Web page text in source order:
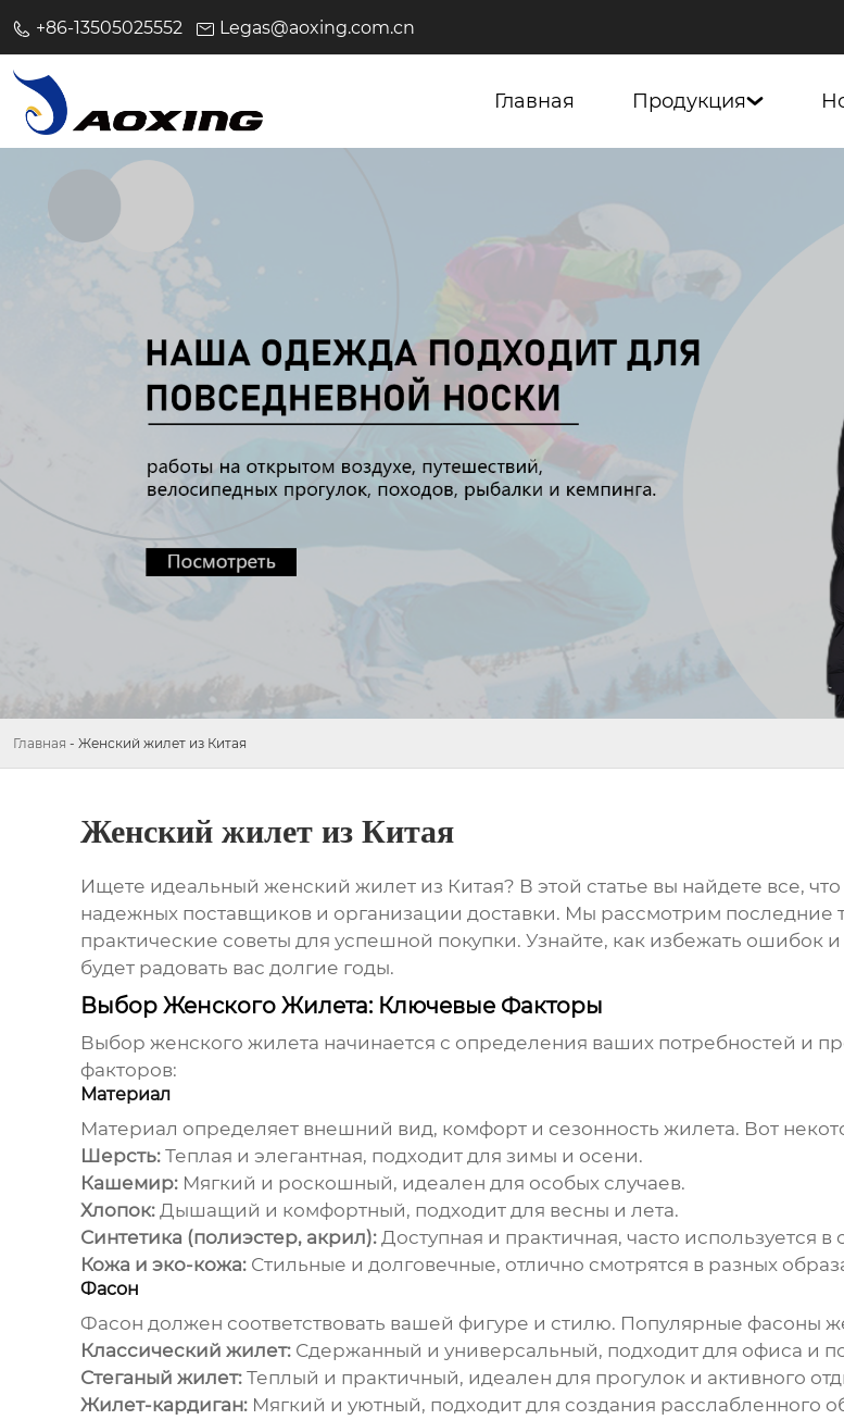
+86-13505025552 Legas@aoxing.com.cn
Главная Продукция
Главная - Женский жилет из Китая
Женский жилет из Китая
Ищете идеальный женский жилет из Китая? В этой статье вы найдете все,
надежных поставщиков и организации доставки. Мы рассмотрим
практические советы для успешной покупки. Узнайте, как избежать ошибок
будет радовать вас долгие годы.
Выбор Женского Жилета: Ключевые Факторы
Выбор женского жилета начинается с определения ваших потребностей и
факторов:
Материал
Материал определяет внешний вид, комфорт и сезонность жилета. Вот
Шерсть:Теплая и элегантная, подходит для зимы и осени.
Кашемир:Мягкий и роскошный, идеален для особых случаев.
Хлопок:Дышащий и комфортный, подходит для весны и лета.
Синтетика (полиэстер, акрил):Доступная и практичная, часто используется в
Кожа и эко-кожа:Стильные и долговечные, отлично смотрятся в разных
Фасон
Фасон должен соответствовать вашей фигуре и стилю. Популярные фасоны
Классический жилет:Сдержанный и универсальный, подходит для офиса и
Стеганый жилет:Теплый и практичный, идеален для прогулок и активного
Жилет-кардиган:Мягкий и уютный, подходит для создания расслабленного